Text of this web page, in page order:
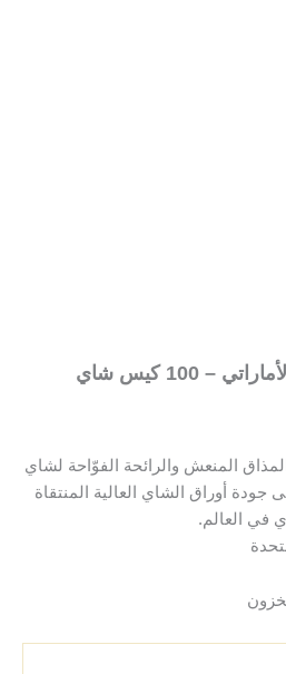
– 100 كيس شاي
المنعش والرائحة الفوّاحة لشاي
جودة أوراق الشاي العالية المنتقاة
في العالم.